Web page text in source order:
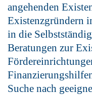
angehenden
Existenzgründern
in die
Beratungen zur
Suche nach